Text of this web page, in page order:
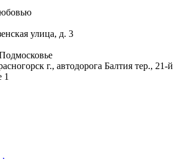
улица, д. 3
г., автодорога Балтия тер., 21-й
1